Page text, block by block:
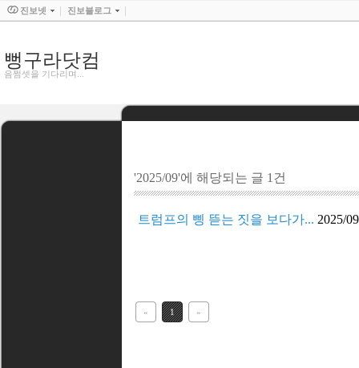
뻥구라닷컴
음쩜셋을 기다리며...
'2025/09'에 해당되는 글 1건
트럼프의 삥 뜯는 짓을 보다가... 2025/
« 1 »
진보넷 진보블로그